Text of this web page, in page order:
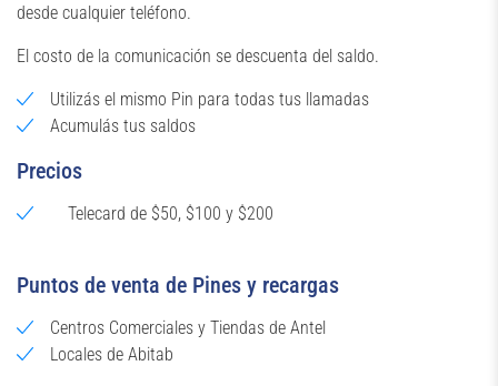
desde cualquier teléfono.
El costo de la comunicación se descuenta del saldo.
Utilizás el mismo Pin para todas tus llamadas
Acumulás tus saldos
Precios
Telecard de $50, $100 y $200
Puntos de venta de Pines y recargas
Centros Comerciales y Tiendas de Antel
Locales de Abitab